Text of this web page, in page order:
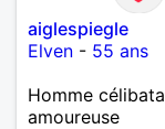
aiglespiegle
Elven - 55 ans
Homme
amoureuse